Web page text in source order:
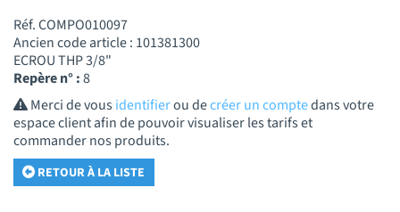
Réf. COMPO010097
Ancien code article : 101381300
ECROU THP 3/8"
Repère n° :8
Merci de vousidentifierou decréer un comptedans votre
espace client afin de pouvoir visualiser les tarifs et
commander nos produits.
RETOUR À LA LISTE